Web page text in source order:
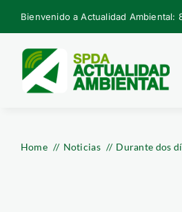
Skip
to
content
Bienvenido a Actualidad Ambiental:
Home Noticias Durante dos